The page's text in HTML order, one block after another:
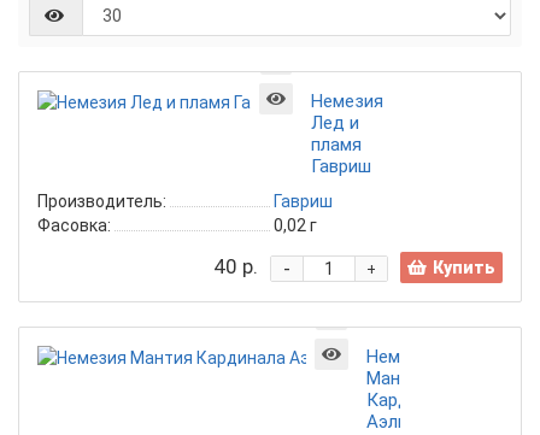
Немезия
Лед и
пламя
Гавриш
Производитель:
Гавриш
Фасовка:
0,02 г
40 р. +
- Купить
Немезия
Мантия
Кардинала
Аэлита